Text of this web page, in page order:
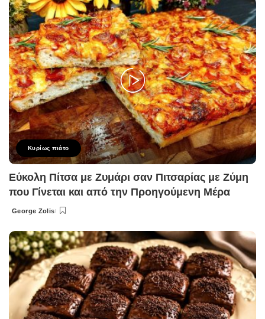
Κυρίως πιάτο
Εύκολη Πίτσα με Ζυμάρι σαν Πιτσαρίας με Ζύμη
που Γίνεται και από την Προηγούμενη Μέρα
Posted
George Zolis